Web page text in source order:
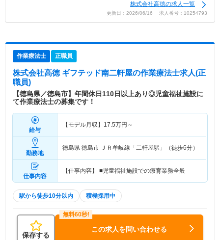
株式会社高徳の求人一覧
更新日：2026/06/16 求人番号：10254793
作業療法士 正職員
株式会社高徳 ギフテッド南二軒屋の作業療法士求人(正
職員)
【徳島県／徳島市】年間休日110日以上あり◎児童福祉施設に
て作業療法士の募集です！
給与
【モデル月収】 17.5万円～
勤務地
徳島県 徳島市 ＪＲ牟岐線「二軒屋駅」（徒歩6分）
仕事内容
【仕事内容】 ■児童福祉施設での療育業務全般
駅から徒歩10分以内 積極採用中
保存する
この求人を問い合わせる